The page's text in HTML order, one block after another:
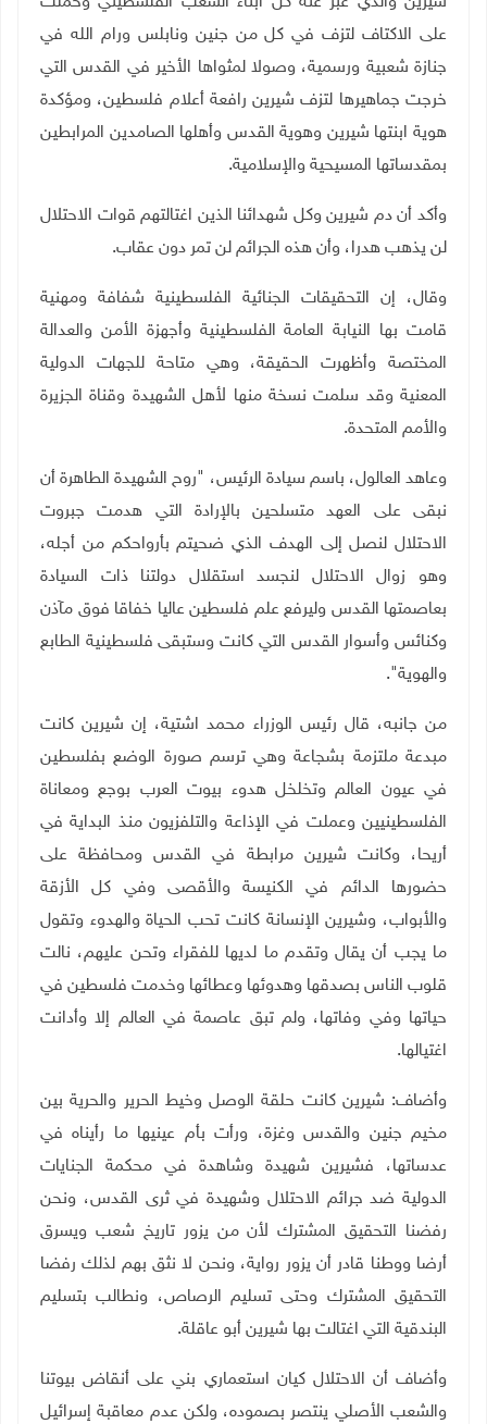
على الاكتاف لتزف في كل من جنين ونابلس ورام الله في
جنازة شعبية ورسمية، وصولا لمثواها الأخير في القدس التي
خرجت جماهيرها لتزف شيرين رافعة أعلام فلسطين، ومؤكدة
هوية ابنتها شيرين وهوية القدس وأهلها الصامدين المرابطين
بمقدساتها المسيحية والإسلامية.
وأكد أن دم شيرين وكل شهدائنا الذين اغتالتهم قوات الاحتلال
لن يذهب هدرا، وأن هذه الجرائم لن تمر دون عقاب.
وقال، إن التحقيقات الجنائية الفلسطينية شفافة ومهنية
قامت بها النيابة العامة الفلسطينية وأجهزة الأمن والعدالة
المختصة وأظهرت الحقيقة، وهي متاحة للجهات الدولية
المعنية وقد سلمت نسخة منها لأهل الشهيدة وقناة الجزيرة
والأمم المتحدة.
وعاهد العالول، باسم سيادة الرئيس، "روح الشهيدة الطاهرة أن
نبقى على العهد متسلحين بالإرادة التي هدمت جبروت
الاحتلال لنصل إلى الهدف الذي ضحيتم بأرواحكم من أجله،
وهو زوال الاحتلال لنجسد استقلال دولتنا ذات السيادة
بعاصمتها القدس وليرفع علم فلسطين عاليا خفاقا فوق مآذن
وكنائس وأسوار القدس التي كانت وستبقى فلسطينية الطابع
والهوية".
من جانبه، قال رئيس الوزراء محمد اشتية، إن شيرين كانت
مبدعة ملتزمة بشجاعة وهي ترسم صورة الوضع بفلسطين
في عيون العالم وتخلخل هدوء بيوت العرب بوجع ومعاناة
الفلسطينيين وعملت في الإذاعة والتلفزيون منذ البداية في
أريحا، وكانت شيرين مرابطة في القدس ومحافظة على
حضورها الدائم في الكنيسة والأقصى وفي كل الأزقة
والأبواب، وشيرين الإنسانة كانت تحب الحياة والهدوء وتقول
ما يجب أن يقال وتقدم ما لديها للفقراء وتحن عليهم، نالت
قلوب الناس بصدقها وهدوئها وعطائها وخدمت فلسطين في
حياتها وفي وفاتها، ولم تبق عاصمة في العالم إلا وأدانت
اغتيالها.
وأضاف: شيرين كانت حلقة الوصل وخيط الحرير والحرية بين
مخيم جنين والقدس وغزة، ورأت بأم عينيها ما رأيناه في
عدساتها، فشيرين شهيدة وشاهدة في محكمة الجنايات
الدولية ضد جرائم الاحتلال وشهيدة في ثرى القدس، ونحن
رفضنا التحقيق المشترك لأن من يزور تاريخ شعب ويسرق
أرضا ووطنا قادر أن يزور رواية، ونحن لا نثق بهم لذلك رفضا
التحقيق المشترك وحتى تسليم الرصاص، ونطالب بتسليم
البندقية التي اغتالت بها شيرين أبو عاقلة.
وأضاف أن الاحتلال كيان استعماري بني على أنقاض بيوتنا
والشعب الأصلي ينتصر بصموده، ولكن عدم معاقبة إسرائيل